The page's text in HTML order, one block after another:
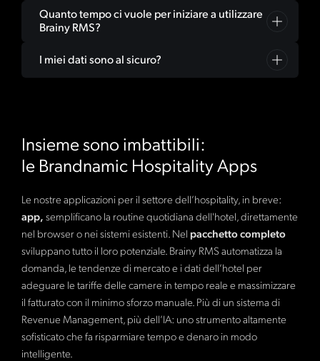
vostri concorrenti, gli eventi locali e la domanda di
mercato per consigliarvi i prezzi dinamici ottimali per il
vostro hotel o altra attività. La cosa migliore? Eddie
diffusi, tra cui Cloudbeds, Mews, Opera, Protel e molti
altri. La nostra API consente una sincronizzazione
Contattateci se il vostro PMS non è elencato.
No, tutti i nostri piani sono disdicibili mensilmente e non
richiedono alcun impegno a lungo termine. Potete
anche piani annuali con uno sconto per tutti coloro che
Quanto tempo ci vuole per iniziare a utilizzare
Brainy RMS?
La maggior parte delle strutture ricettive può iniziare a
interagire con Eddie, l’agente IA di Brainy, già entro 24–
un'integrazione perfetta nei vostri sistemi esistenti. Vi
accompagniamo in ogni fase, perché crediamo che la
tecnologia debba lavorare per voi e non il contrario.
I miei dati sono al sicuro?
GDPR e altre normative sulla protezione dei dati. I vostri
dati vengono archiviati in modo sicuro in data center
Insieme sono imbattibili:
le Brandnamic Hospitality Apps
Le nostre applicazioni per il settore dell’hospitality, in breve:
app, semplificano la routine quotidiana dell'hotel, direttamente
nel browser o nei sistemi esistenti. Nel pacchetto completo
sviluppano tutto il loro potenziale. Brainy RMS automatizza la
domanda, le tendenze di mercato e i dati dell’hotel per
adeguare le tariffe delle camere in tempo reale e massimizzare
il fatturato con il minimo sforzo manuale. Più di un sistema di
Revenue Management, più dell’IA: uno strumento altamente
sofisticato che fa risparmiare tempo e denaro in modo
intelligente.